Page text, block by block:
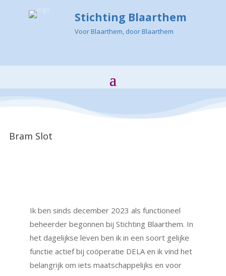
Stichting Blaarthem
Voor Blaarthem, door Blaarthem
Bram Slot
Ik ben sinds december 2023 als functioneel
beheerder begonnen bij Stichting Blaarthem. In
het dagelijkse leven ben ik in een soort gelijke
functie actief bij coöperatie DELA en ik vind het
belangrijk om iets maatschappelijks en voor